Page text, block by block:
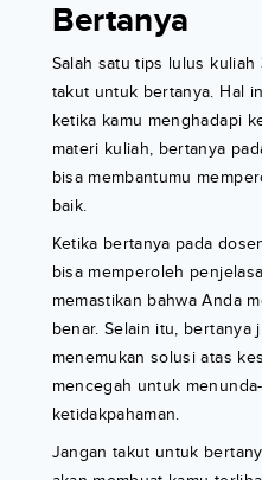
Bertanya
Salah satu tips lulus kuliah
takut untuk bertanya. Hal
ketika kamu menghadapi
materi kuliah, bertanya
bisa membantumu
baik.
Ketika bertanya pada
bisa memperoleh
memastikan bahwa Anda
benar. Selain itu, bertanya
menemukan solusi atas
mencegah untuk
ketidakpahaman.
Jangan takut untuk